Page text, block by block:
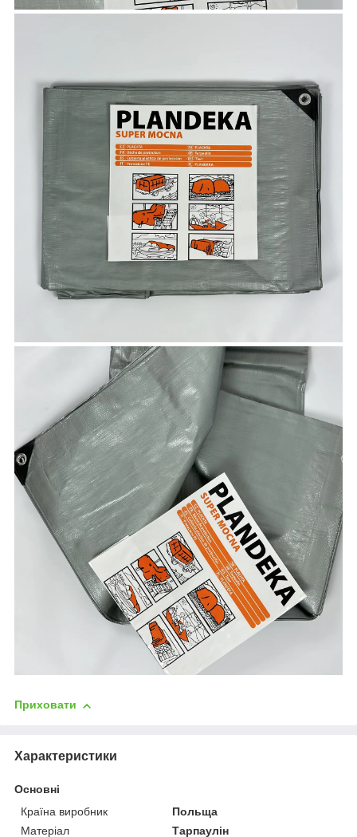
Приховати
Характеристики
Основні
Країна виробник
Польща
Матеріал
Тарпаулін